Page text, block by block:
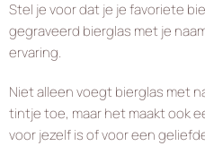
Stel je voor dat je je favoriete
gegraveerd bierglas met je
ervaring.
Niet alleen voegt bierglas met
tintje toe, maar het maakt ook
voor jezelf is of voor een